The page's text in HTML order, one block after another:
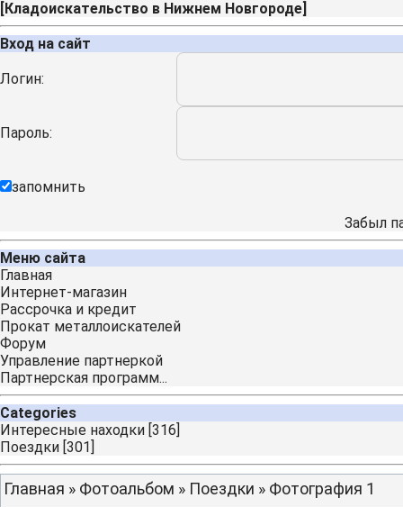
[Кладоискательство в Нижнем Новгороде]
Вход на сайт
Логин:
Пароль:
запомнить
Забыл
Меню сайта
Главная
Интернет-магазин
Рассрочка и кредит
Прокат металлоискателей
Форум
Управление партнеркой
Партнерская программ...
Categories
Интересные находки [316]
Поездки [301]
Главная » Фотоальбом » Поездки » Фотография 1